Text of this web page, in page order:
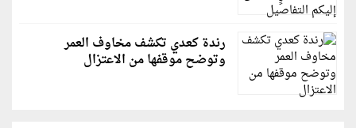
رندة كعدي تكشف مخاوف العمر
وتوضح موقفها من الاعتزال